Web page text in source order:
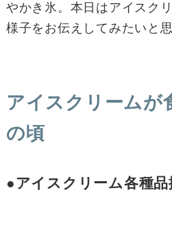
やかき氷。本日はアイスク
様子をお伝えしてみたいと思
アイスクリームが
の頃
●アイスクリーム各種